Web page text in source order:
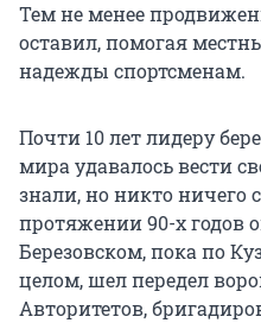
Тем не менее
оставил, помогая
надежды спортсменам.
Почти 10 лет лидеру
мира удавалось вести
знали, но никто ничего
протяжении 90-х годов
Березовском, пока по
целом, шел передел
Авторитетов,